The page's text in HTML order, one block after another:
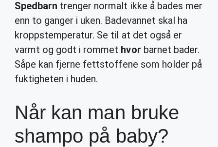
Spedbarn trenger normalt ikke å bades mer
enn to ganger i uken. Badevannet skal ha
kroppstemperatur. Se til at det også er
varmt og godt i rommet hvor barnet bader.
Såpe kan fjerne fettstoffene som holder på
fuktigheten i huden.
Når kan man bruke
shampo på baby?